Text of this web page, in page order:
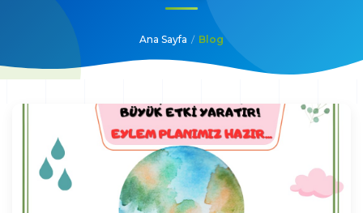
Ana Sayfa / Blog